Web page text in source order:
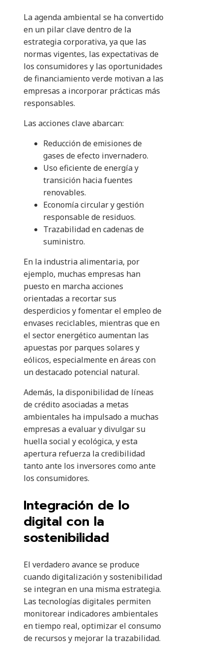
La agenda ambiental se ha convertido
en un pilar clave dentro de la
estrategia corporativa, ya que las
normas vigentes, las expectativas de
los consumidores y las oportunidades
de financiamiento verde motivan a las
empresas a incorporar prácticas más
responsables.
Las acciones clave abarcan:
Reducción de emisiones de
gases de efecto invernadero.
Uso eficiente de energía y
transición hacia fuentes
renovables.
Economía circular y gestión
responsable de residuos.
Trazabilidad en cadenas de
suministro.
En la industria alimentaria, por
ejemplo, muchas empresas han
puesto en marcha acciones
orientadas a recortar sus
desperdicios y fomentar el empleo de
envases reciclables, mientras que en
el sector energético aumentan las
apuestas por parques solares y
eólicos, especialmente en áreas con
un destacado potencial natural.
Además, la disponibilidad de líneas
de crédito asociadas a metas
ambientales ha impulsado a muchas
empresas a evaluar y divulgar su
huella social y ecológica, y esta
apertura refuerza la credibilidad
tanto ante los inversores como ante
los consumidores.
Integración de lo
digital con la
sostenibilidad
El verdadero avance se produce
cuando digitalización y sostenibilidad
se integran en una misma estrategia.
Las tecnologías digitales permiten
monitorear indicadores ambientales
en tiempo real, optimizar el consumo
de recursos y mejorar la trazabilidad.